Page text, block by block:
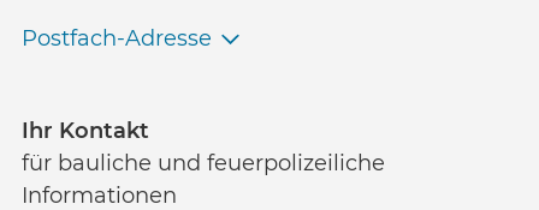
Postfach-Adresse
Ihr Kontakt
für bauliche und feuerpolizeiliche
Informationen